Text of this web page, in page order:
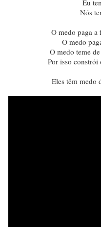
Eu
Nós
O medo paga
O medo
O medo teme
Por isso constrói
Eles têm medo